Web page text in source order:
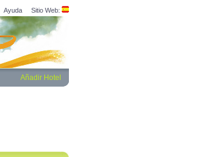
Ayuda Sitio Web:
Añadir Hotel